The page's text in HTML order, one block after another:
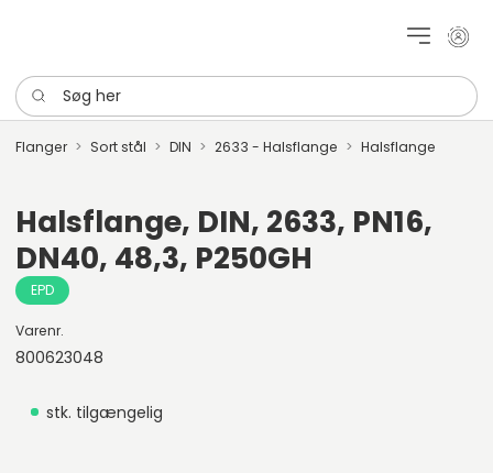
Mit
Søg her
Flanger Sort stål DIN 2633 - Halsflange Halsflange
Halsflange, DIN, 2633, PN16,
DN40, 48,3, P250GH
EPD
Varenr.
800623048
stk. tilgængelig